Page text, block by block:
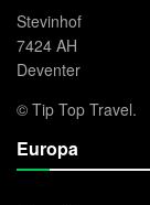
Stevinhof
7424 AH
Deventer
© Tip Top Travel.
Europa